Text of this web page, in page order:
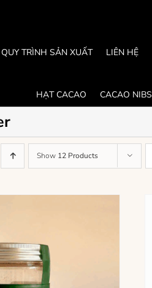
QUY TRÌNH SẢN XUẤT
LIÊN HỆ
HẠT CACAO CACAO NIBS
Show 12 Products